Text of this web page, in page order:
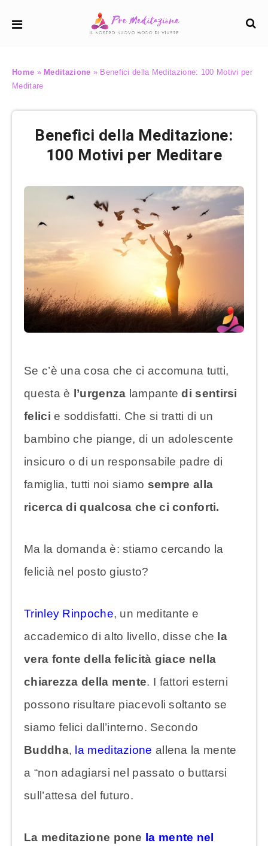
Home » Meditazione » Benefici della Meditazione: 100 Motivi per
Meditare
Benefici della Meditazione:
100 Motivi per Meditare
Se c’è una cosa che ci accomuna tutti,
questa è
l’urgenza lampantedi sentirsi
felici e soddisfatti. Che si tratti di un
bambino che piange, di un adolescente
insicuro o di un responsabile padre di
famiglia, tutti noi siamo sempre alla
ricerca di qualcosa che ci conforti.
Ma la domanda è: stiamo cercando la
felicià nel posto giusto?
Trinley Rinpoche, un meditante e
accademico di alto livello, disse che la
vera fonte della felicità giace nella
chiarezza della mente. I fattori esterni
possono risultare piacevoli soltanto se
siamo felici dall’interno. Secondo
Buddha, la meditazione allena la mente
a “non adagiarsi nel passato o buttarsi
sull’attesa del futuro.
La meditazione pone la mente nel